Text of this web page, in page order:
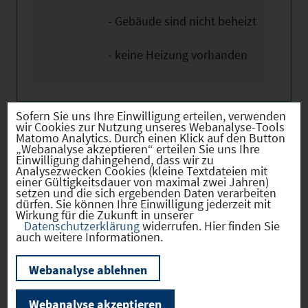
- Gebäude sind nicht beheizt
- keine Heizung vorhanden
Bilder
Wir weisen ausdrücklich darauf hin, dass
vorstehende Informationen auf den Angaben des
Anbieters beruhen und von uns nicht auf
Plausibilität, Vollständigkeit und Richtigkeit
überprüft wurden. Für den Inhalt der Angaben
Sofern Sie uns Ihre Einwilligung erteilen, verwenden
wir Cookies zur Nutzung unseres Webanalyse-Tools
Matomo Analytics. Durch einen Klick auf den Button
„Webanalyse akzeptieren“ erteilen Sie uns Ihre
Einwilligung dahingehend, dass wir zu
Analysezwecken Cookies (kleine Textdateien mit
einer Gültigkeitsdauer von maximal zwei Jahren)
setzen und die sich ergebenden Daten verarbeiten
dürfen. Sie können Ihre Einwilligung jederzeit mit
Wirkung für die Zukunft in unserer
Datenschutzerklärungwiderrufen. Hier finden Sie
auch weitere Informationen.
Webanalyse ablehnen
Webanalyse akzeptieren